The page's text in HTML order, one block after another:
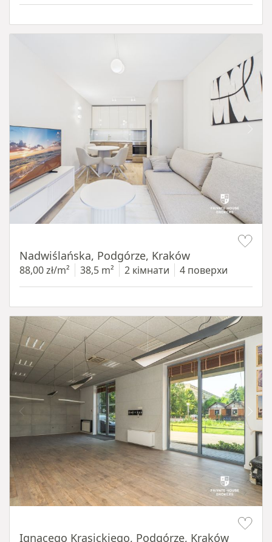
Nadwiślańska, Podgórze, Kraków
88,00 zł/m² 38,5 m² 2 кімнати 4 поверхи
Ignacego Krasickiego, Podgórze, Kraków